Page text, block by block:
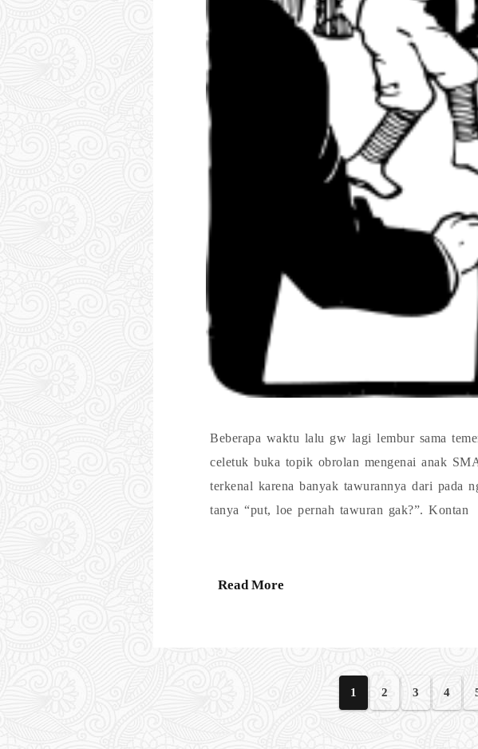
Beberapa waktu lalu gw lagi lembur sama
celetuk buka topik obrolan mengenai anak
terkenal karena banyak tawurannya dari pada
tanya “put, loe pernah tawuran gak?”. Kontan
Read More
1 2 3 4